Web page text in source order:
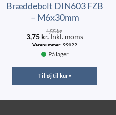
Bræddebolt DIN603 FZB
– M6x30mm
4,55kr.
3,75 kr.Inkl. moms
Varenummer: 99022
På lager
Tilføj til kurv